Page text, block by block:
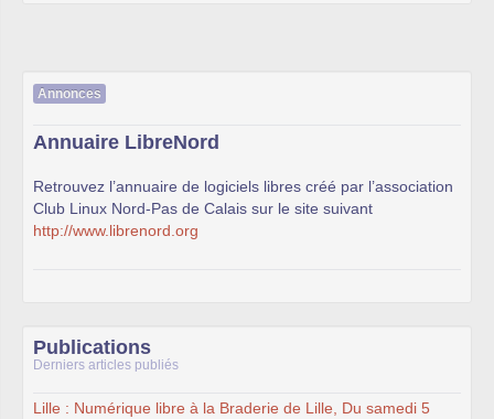
Annonces
Annuaire LibreNord
Retrouvez l’annuaire de logiciels libres créé par l’association
Club Linux Nord-Pas de Calais sur le site suivant
http://www.librenord.org
Publications
Derniers articles publiés
Lille : Numérique libre à la Braderie de Lille, Du samedi 5